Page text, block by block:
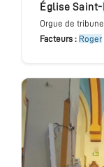
église Saint-
Orgue de tribune
Facteurs : Roger